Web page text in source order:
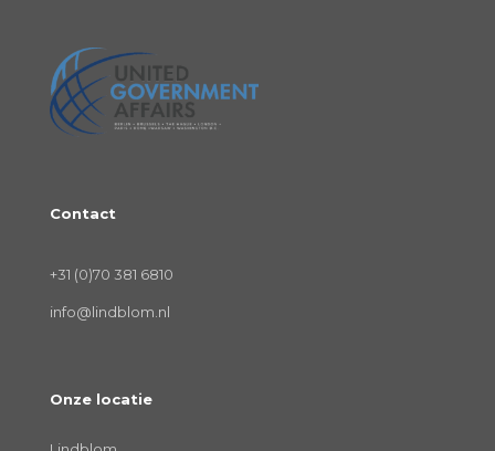
Contact
+31 (0)70 381 6810
info@lindblom.nl
Onze locatie